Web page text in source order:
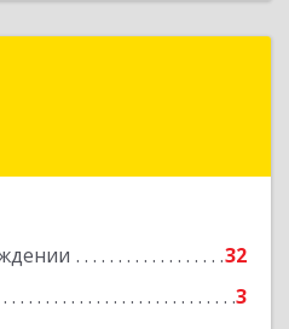
32
3
обл, Бор г, Красногорка